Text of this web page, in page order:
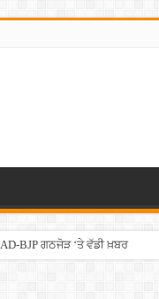
BJP ਗਠਜੋੜ ‘ਤੇ ਵੱਡੀ ਖ਼ਬਰ
”ਸਪਾਈਡਰ ਮੈਨ” ਵੀ ਭੱਜਿਆ